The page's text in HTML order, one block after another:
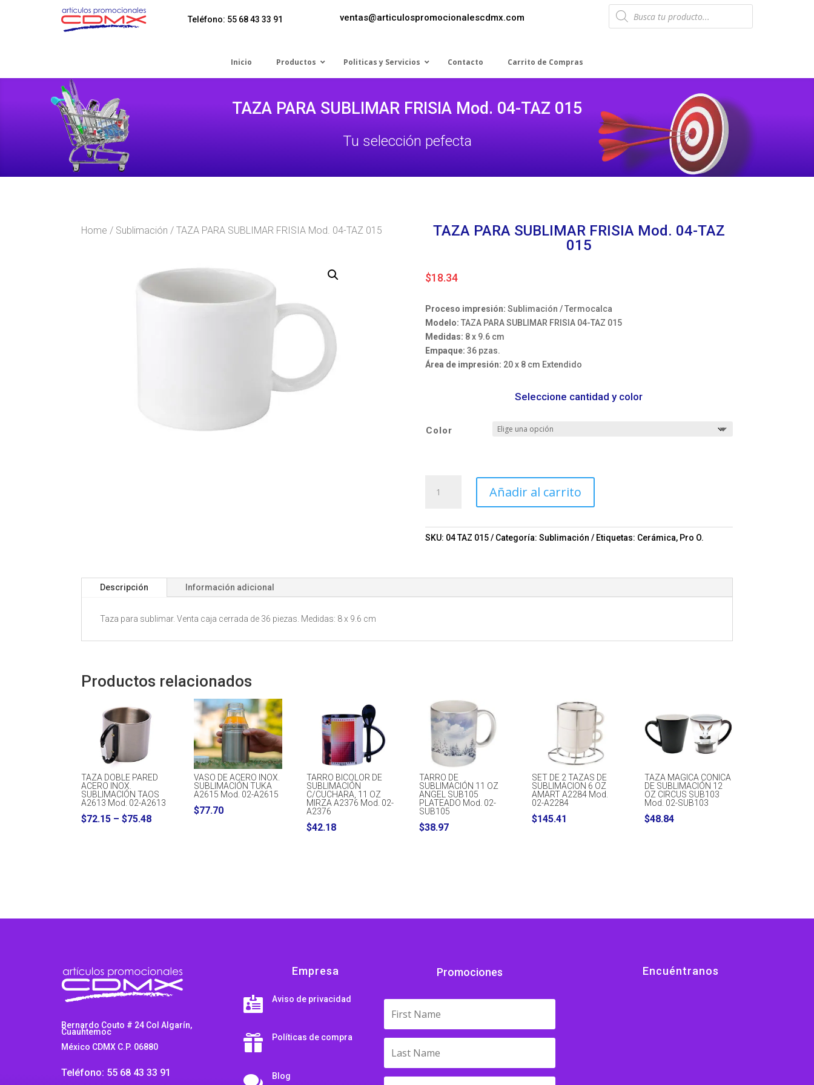
Teléfono: 55 68 43 33 91 ventas@articulospromocionalescdmx.com
Products
search
Inicio Productos Politicas y Servicios Contacto Carrito de Compras
TAZA PARA SUBLIMAR FRISIA Mod. 04-TAZ 015
Tu selección pefecta
Home / Sublimación / TAZA PARA SUBLIMAR FRISIA Mod. 04-TAZ 015
TAZA PARA SUBLIMAR FRISIA Mod. 04-TAZ
015
$18.34
Proceso impresión: Sublimación / Termocalca
Modelo: TAZA PARA SUBLIMAR FRISIA 04-TAZ 015
Medidas: 8 x 9.6 cm
Empaque: 36 pzas.
Área de impresión: 20 x 8 cm Extendido
Seleccione cantidad y color
Color
PARA
Mod.
015
Añadir al carrito
SKU: 04 TAZ 015 Categoría: Sublimación Etiquetas: Cerámica, Pro O.
Descripción Información adicional
Taza para sublimar. Venta caja cerrada de 36 piezas. Medidas: 8 x 9.6 cm
Productos relacionados
TAZA DOBLE PARED
ACERO INOX.
SUBLIMACIÓN TAOS
A2613 Mod. 02-A2613
$72.15 – $75.48Price
VASO DE ACERO INOX.
SUBLIMACIÓN TUKA
A2615 Mod. 02-A2615
$77.70
TARRO BICOLOR DE
SUBLIMACIÓN
C/CUCHARA, 11 OZ
MIRZA A2376 Mod. 02-
A2376
$42.18
TARRO DE
SUBLIMACIÓN 11 OZ
ANGEL SUB105
PLATEADO Mod. 02-
SUB105
$38.97
SET DE 2 TAZAS DE
SUBLIMACION 6 OZ
AMART A2284 Mod.
02-A2284
$145.41
TAZA MAGICA CONICA
DE SUBLIMACIÓN 12
OZ CIRCUS SUB103
Mod. 02-SUB103
$48.84
Bernardo Couto # 24 Col Algarín,
Cuauhtemoc
México CDMX C.P. 06880
Teléfono: 55 68 43 33 91
Empresa
 Aviso de privacidad
 Políticas de compra
Blog
Promociones Encuéntranos